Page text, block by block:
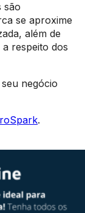
são
se aproxime
além de
respeito dos
negócio
.